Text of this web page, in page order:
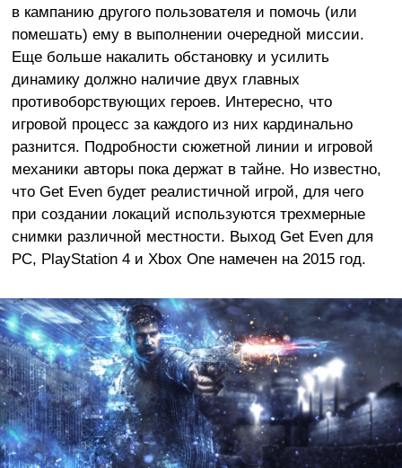
в кампанию другого пользователя и помочь (или
помешать) ему в выполнении очередной миссии.
Еще больше накалить обстановку и усилить
динамику должно наличие двух главных
противоборствующих героев. Интересно, что
игровой процесс за каждого из них кардинально
разнится. Подробности сюжетной линии и игровой
механики авторы пока держат в тайне. Но известно,
что Get Even будет реалистичной игрой, для чего
при создании локаций используются трехмерные
снимки различной местности. Выход Get Even для
PC, PlayStation 4 и Xbox One намечен на 2015 год.